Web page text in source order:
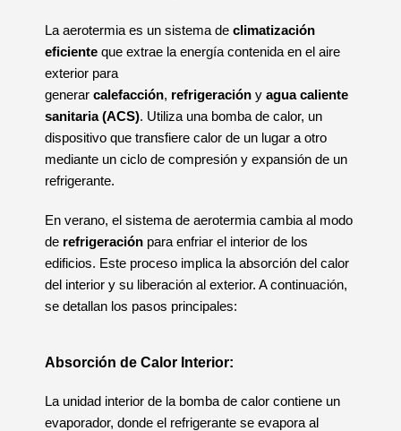
La aerotermia es un sistema de climatización
eficiente que extrae la energía contenida en el aire
exterior para
generar calefacción, refrigeración y agua caliente
sanitaria (ACS). Utiliza una bomba de calor, un
dispositivo que transfiere calor de un lugar a otro
mediante un ciclo de compresión y expansión de un
refrigerante.
En verano, el sistema de aerotermia cambia al modo
de refrigeración para enfriar el interior de los
edificios. Este proceso implica la absorción del calor
del interior y su liberación al exterior. A continuación,
se detallan los pasos principales:
Absorción de Calor Interior:
La unidad interior de la bomba de calor contiene un
evaporador, donde el refrigerante se evapora al